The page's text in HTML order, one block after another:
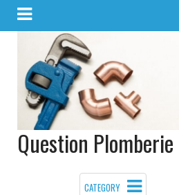
Question Plomberie
CATEGORY